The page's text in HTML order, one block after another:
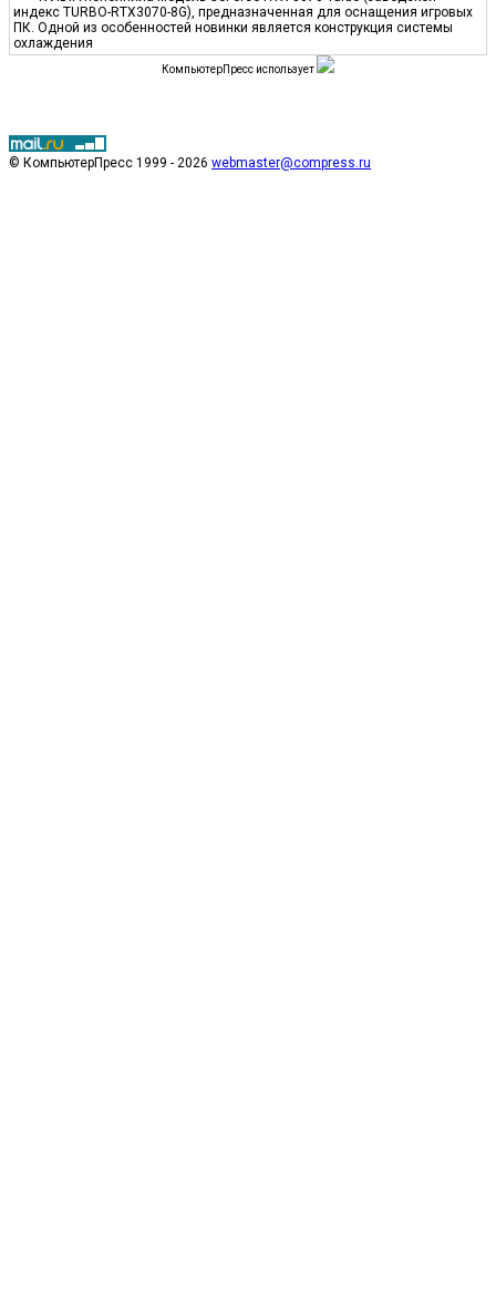
индекс TURBO-RTX3070-8G), предназначенная для оснащения игровых
ПК. Одной из особенностей новинки является конструкция системы
охлаждения
КомпьютерПресс использует
© КомпьютерПресс 1999 - 2026 webmaster@compress.ru